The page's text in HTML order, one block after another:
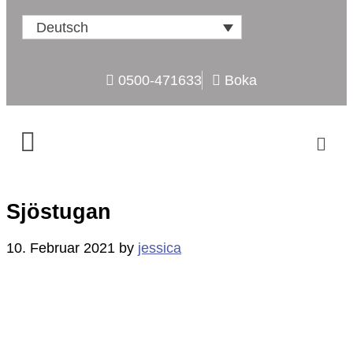
Deutsch
0500-471633 Boka
Sjöstugan
10. Februar 2021 by jessica